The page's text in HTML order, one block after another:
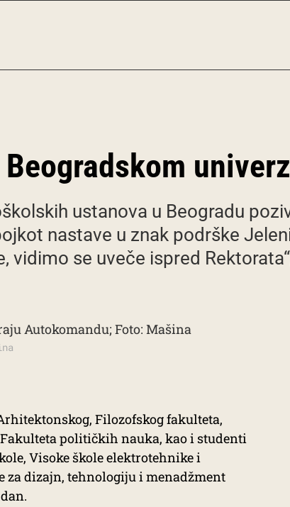
ustanova u Beogradu
nastave u znak podrške
vidimo se uveče ispred
Filozofskog fakulteta,
političkih nauka, kao i studenti
Visoke škole elektrotehnike i
za dizajn, tehnologiju i menadžment